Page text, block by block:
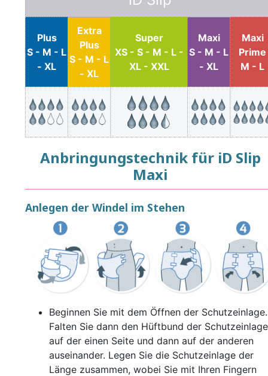
Plus
S - M - L
- XL
Extra
Plus
S - M - L
- XL
Super
XS - S - M - L -
XL - XXL
Maxi
S - M - L
- XL
Maxi
Prime
M - L
Anbringungstechnik für iD Slip
Maxi
Anlegen der Windel im Stehen
Beginnen Sie mit dem Öffnen der Schutzeinlage.
Falten Sie dann den Hüftbund der Schutzeinlage
auf der einen Seite und dann auf der anderen
auseinander. Legen Sie die Schutzeinlage der
Länge zusammen, wobei Sie mit Ihren Fingern